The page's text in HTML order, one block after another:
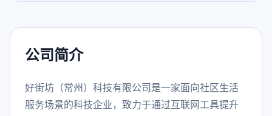
公司简介
好街坊（常州）科技有限公司是一家面向社区生活
服务场景的科技企业，致力于通过互联网工具提升